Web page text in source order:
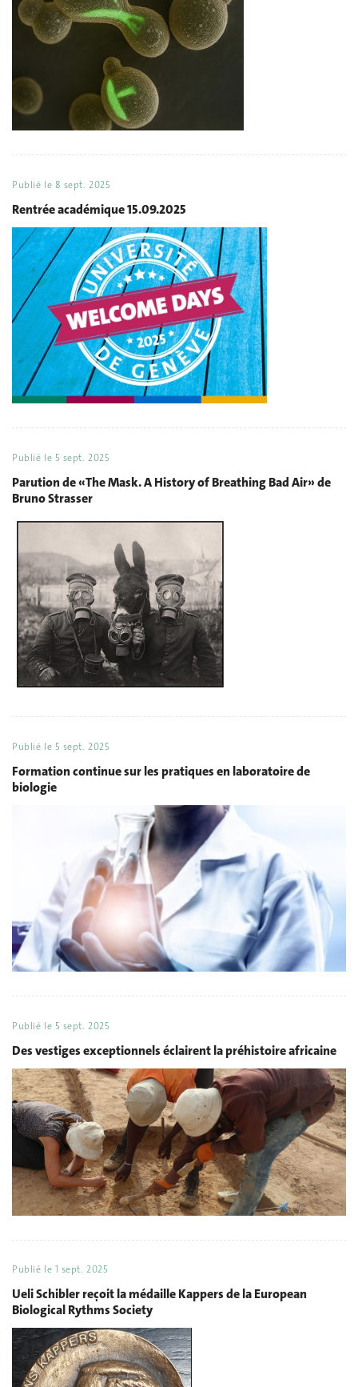
Publié le 8 sept. 2025
Rentrée académique 15.09.2025
Publié le 5 sept. 2025
Parution de «The Mask. A History of Breathing Bad Air» de
Bruno Strasser
Publié le 5 sept. 2025
Formation continue sur les pratiques en laboratoire de
biologie
Publié le 5 sept. 2025
Des vestiges exceptionnels éclairent la préhistoire africaine
Publié le 1 sept. 2025
Ueli Schibler reçoit la médaille Kappers de la European
Biological Rythms Society